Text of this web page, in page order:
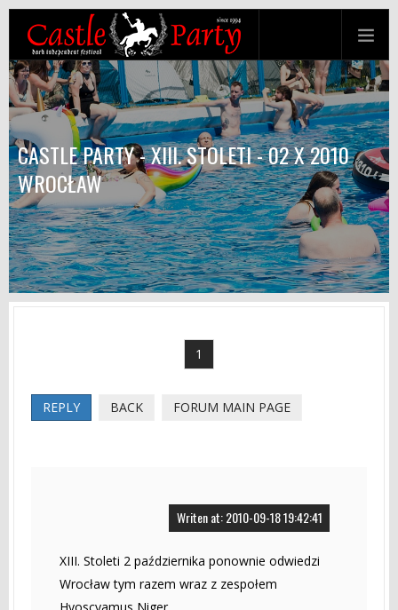
CASTLE PARTY - XIII. STOLETI - 02 X 2010
WROCŁAW
1
REPLY BACK FORUM MAIN PAGE
Writen at: 2010-09-18 19:42:41
XIII. Stoleti 2 października ponownie odwiedzi
Wrocław tym razem wraz z zespołem